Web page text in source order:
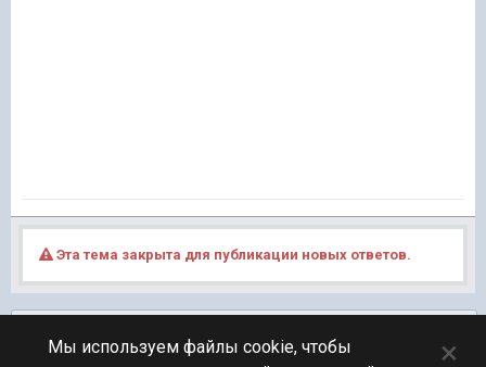
Эта тема закрыта для публикации новых ответов.
Мы используем файлы cookie, чтобы
×